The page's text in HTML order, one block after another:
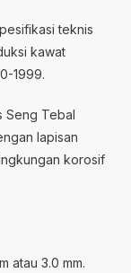
teknis
kawat
1999.
Seng Tebal
lapisan
korosif
atau 3.0 mm.